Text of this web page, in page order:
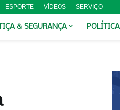
ESPORTE VÍDEOS SERVIÇO
& SEGURANÇA POLÍTICA